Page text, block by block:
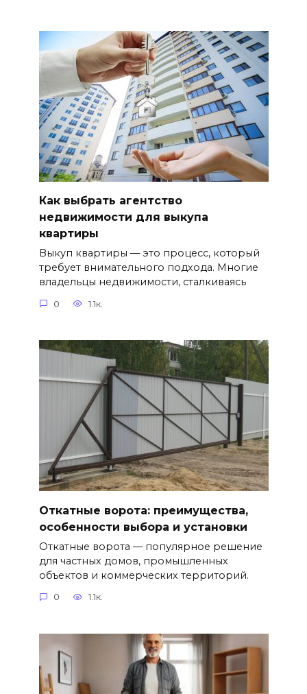
Как выбрать агентство
недвижимости для выкупа
квартиры
Выкуп квартиры — это процесс, который
требует внимательного подхода. Многие
владельцы недвижимости, сталкиваясь
0 1.1к.
Откатные ворота: преимущества,
особенности выбора и установки
Откатные ворота — популярное решение
для частных домов, промышленных
объектов и коммерческих территорий.
0 1.1к.